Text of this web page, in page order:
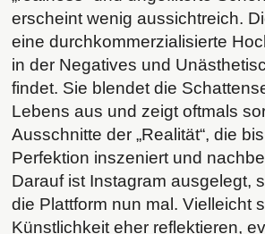
erscheint wenig aussichtreich.
eine durchkommerzialisierte
in der Negatives und
findet. Sie blendet die
Lebens aus und zeigt oftmals
Ausschnitte der „Realität“, die
Perfektion inszeniert und
Darauf ist Instagram ausgelegt,
die Plattform nun mal. Vielleicht
Künstlichkeit eher reflektieren,